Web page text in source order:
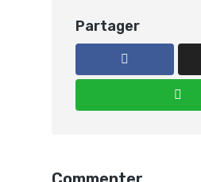
Partager